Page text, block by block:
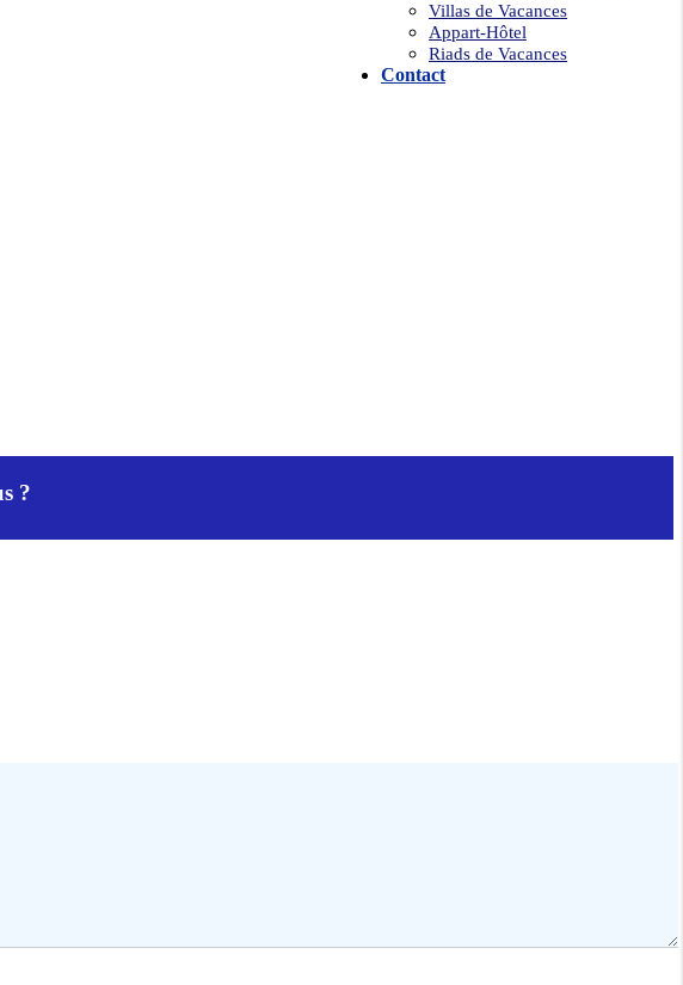
Villas de Vacances
Appart-Hôtel
Riads de Vacances
Contact
?